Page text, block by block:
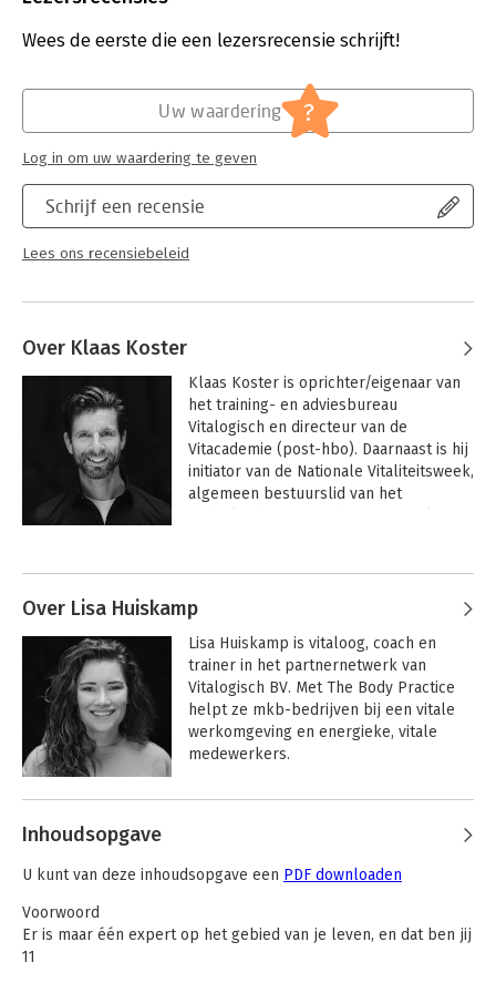
Uitgever:
Vitae
Hoofdrubriek:
Wees de eerste die een lezersrecensie schrijft!
Schrijf een recensie
Lees ons recensiebeleid
Uw waardering ?
Log in om uw waardering te geven
Over Klaas Koster
Klaas Koster is oprichter/eigenaar van
het training- en adviesbureau
Vitalogisch en directeur van de
Vitacademie (post-hbo). Daarnaast is hij
initiator van de Nationale Vitaliteitsweek,
algemeen bestuurslid van het
Vitaal leiderschap Lang zal je leefstijl!
Over Lisa Huiskamp
Lisa Huiskamp is vitaloog, coach en
trainer in het partnernetwerk van
Vitalogisch BV. Met The Body Practice
helpt ze mkb-bedrijven bij een vitale
werkomgeving en energieke, vitale
medewerkers.
Andere boeken door Lisa Huiskamp
Inhoudsopgave
U kunt van deze inhoudsopgave een PDF downloaden
Voorwoord
Er is maar één expert op het gebied van je leven, en dat ben jij
11